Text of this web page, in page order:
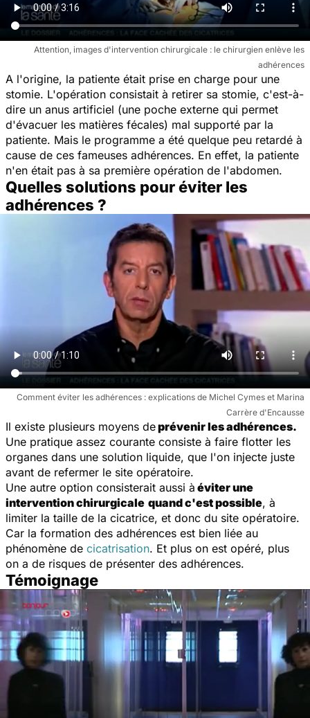
Attention, images d'intervention chirurgicale : le chirurgien enlève les
adhérences
A l'origine, la patiente était prise en charge pour une
stomie. L'opération consistait à retirer sa stomie, c'est-à-
dire un anus artificiel (une poche externe qui permet
d'évacuer les matières fécales) mal supporté par la
patiente. Mais le programme a été quelque peu retardé à
cause de ces fameuses adhérences. En effet, la patiente
n'en était pas à sa première opération de l'abdomen.
Quelles solutions pour éviter les
adhérences ?
Comment éviter les adhérences : explications de Michel Cymes et Marina
Carrère d'Encausse
Il existe plusieurs moyens deprévenir les adhérences.
Une pratique assez courante consiste à faire flotter les
organes dans une solution liquide, que l'on injecte juste
avant de refermer le site opératoire.
Une autre option consisterait aussi à éviter une
intervention chirurgicale quand c'est possible, à
limiter la taille de la cicatrice, et donc du site opératoire.
Car la formation des adhérences est bien liée au
phénomène de cicatrisation. Et plus on est opéré, plus
on a de risques de présenter des adhérences.
Témoignage